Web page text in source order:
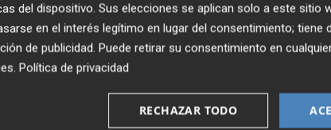
así como fijadora de población".
de las Naciones Unidas para la Educación, la
estacional en España como Patrimonio
que ha generado un rico patrimonio cultural y
del dispositivo. Sus elecciones se aplican solo a este sitio
en el interés legítimo en lugar del consentimiento; tiene
de publicidad. Puede retirar su consentimiento en
. Política de privacidad
RECHAZAR TODO